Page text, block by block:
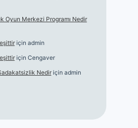
Oyun Merkezi Programı Nedir
için admin
için Cengaver
Nediriçin admin